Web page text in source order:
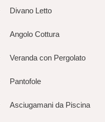
Divano Letto
Angolo Cottura
Veranda con Pergolato
Pantofole
Asciugamani da Piscina